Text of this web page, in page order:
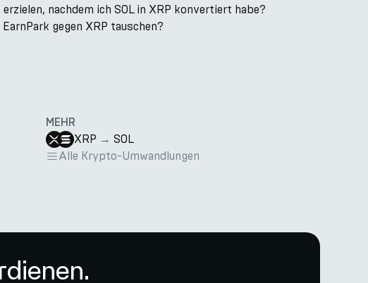
nachdem ich SOL in XRP konvertiert habe?
EarnPark gegen XRP tauschen?
MEHR
XRP → SOL
Alle Krypto-Umwandlungen